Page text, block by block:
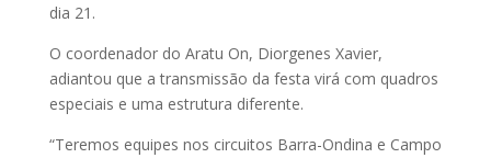
dia 21.
O coordenador do Aratu On, Diorgenes Xavier,
adiantou que a transmissão da festa virá com quadros
especiais e uma estrutura diferente.
“Teremos equipes nos circuitos Barra-Ondina e Campo